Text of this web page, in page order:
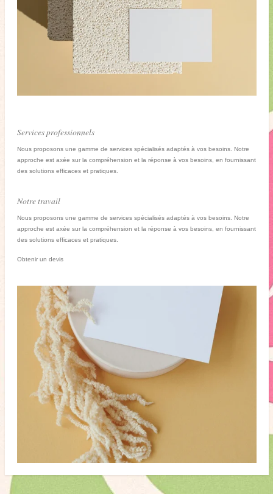
Services professionnels
Nous proposons une gamme de services spécialisés adaptés à vos besoins. Notre
approche est axée sur la compréhension et la réponse à vos besoins, en fournissant
des solutions efficaces et pratiques.
Notre travail
Nous proposons une gamme de services spécialisés adaptés à vos besoins. Notre
approche est axée sur la compréhension et la réponse à vos besoins, en fournissant
des solutions efficaces et pratiques.
Obtenir un devis